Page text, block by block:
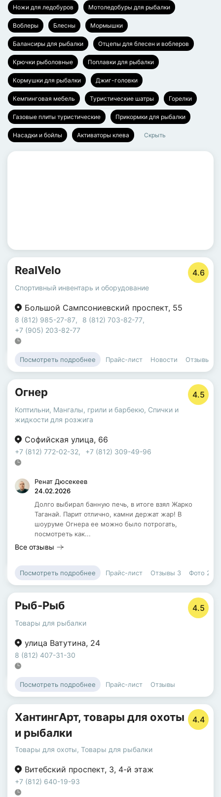
Ножи для ледобуров Мотоледобуры для рыбалки
Воблеры Блесны Мормышки
Балансиры для рыбалки Отцепы для блесен и воблеров
Крючки рыболовные Поплавки для рыбалки
Кормушки для рыбалки Джиг-головки
Кемпинговая мебель Туристические шатры Горелки
Газовые плиты туристические Прикормки для рыбалки
Насадки и бойлы Активаторы клева Скрыть
RealVelo 4.6
Спортивный инвентарь и оборудование
Большой Сампсониевский проспект, 55
8 (812) 985-27-87, 8 (812) 703-82-77,
+7 (905) 203-82-77
Посмотреть подробнее Прайс-лист Новости Отзывы
Огнер 4.5
Коптильни, Мангалы, грили и барбекю, Спички и
жидкости для розжига
Софийская улица, 66
+7 (812) 772-02-32, +7 (812) 309-49-96
Ренат Дюсекеев
24.02.2026
Долго выбирал банную печь, в итоге взял Жарко
Таганай. Парит отлично, камни держат жар! В
шоуруме Огнера ее можно было потрогать,
посмотреть как...
Все отзывы
Посмотреть подробнее Прайс-лист Отзывы 3 Фото 2
Рыб-Рыб 4.5
Товары для рыбалки
улица Ватутина, 24
8 (812) 407-31-30
Посмотреть подробнее Прайс-лист Отзывы
ХантингАрт, товары для охоты
и рыбалки
4.4
Товары для охоты, Товары для рыбалки
Витебский проспект, 3, 4-й этаж
+7 (812) 640-19-93